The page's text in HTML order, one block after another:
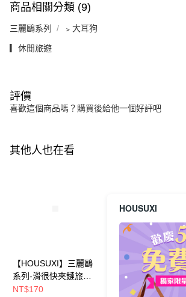
商品相關分類 (9)
三麗鷗系列 ﹥大耳狗
▎休閒旅遊
評價
喜歡這個商品嗎？購買後給他一個好評吧
其他人也在看
【HOUSUXI】三麗鷗
系列-滑很快夾鏈旅行
收納袋-六件組(款式可
NT$170
【HOUSUXI】史努
可吊掛旅行盥洗收納
【5周年慶↘三件75
NT$585
HOUSUXI